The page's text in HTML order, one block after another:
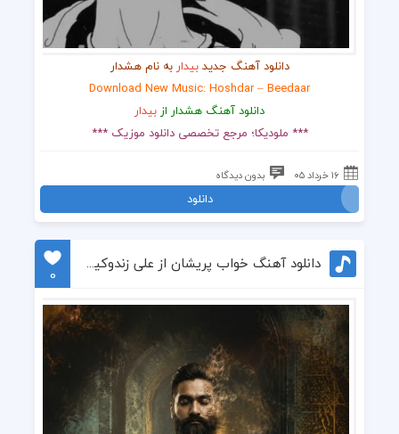
دانلود آهنگ جدیدبیدار به نام هشدار
Download New Music: Hoshdar – Beedaar
دانلود آهنگ هشدار از بیدار
*** ملودیکا؛ مرجع تخصصی دانلود موزیک ***
۱۶ خرداد ۰۵ بدون دیدگاه
دانلود
دانلود آهنگ خواب پریشان از علی زندوکیلی
0